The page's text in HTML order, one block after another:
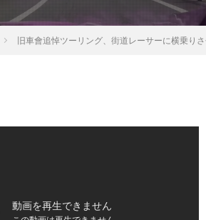
旧車會追悼ツーリング、街道レーサーに横乗り